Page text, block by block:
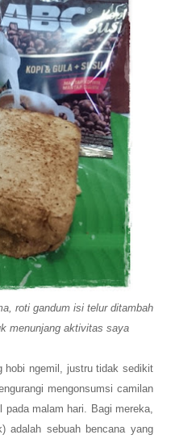
roti gandum isi telur ditambah
menunjang aktivitas saya
hobi ngemil, justru tidak sedikit
mengonsumsi camilan
malam hari. Bagi mereka,
adalah sebuah bencana yang